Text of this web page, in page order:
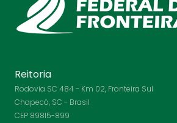
Reitoria
Rodovia SC 484 - Km 02, Fronteira Sul
Chapecó, SC - Brasil
CEP 89815-899